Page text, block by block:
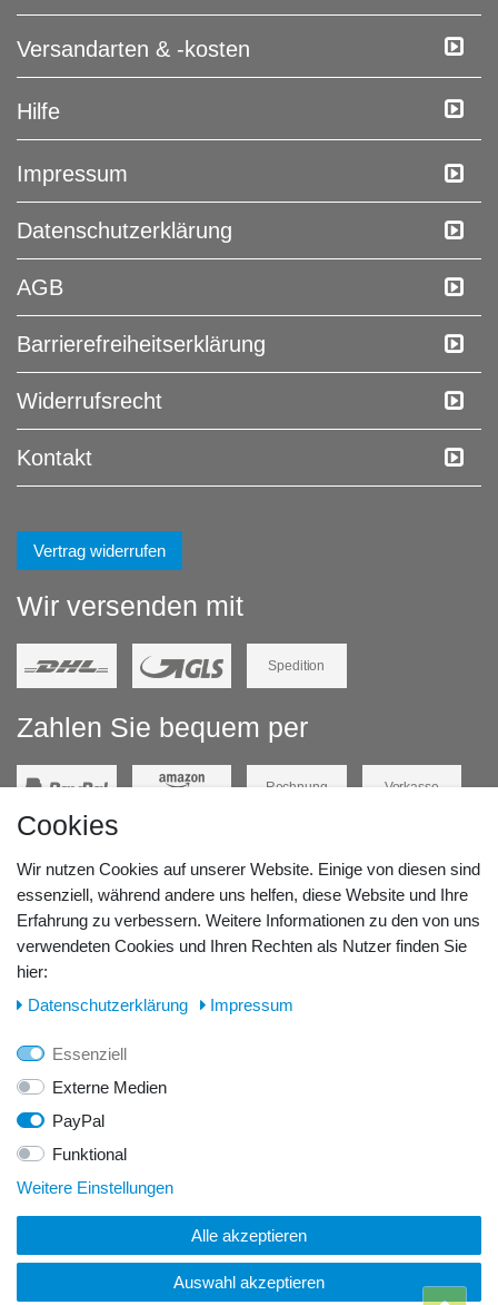
Versandarten & -kosten
Hilfe
Impressum
Daten­schutz­erklärung
AGB
Barrierefreiheitserklärung
Widerrufs­recht
Kontakt
Vertrag widerrufen
Wir versenden mit
Spedition
Zahlen Sie bequem per
Rechnung Vorkasse
Unsere Lageradresse:
GeBOOTE24 - Martin Rolle & Iris Kleiner GbR
Tel.: 0176 42 28 58 17
E-Mail:
info@geboote24.de
© Copyright 2026 GeBOOTE24 - Martin Rolle & Iris Kleiner
GbR. Alle Rechte vorbehalten.
Cookies
Wir nutzen Cookies auf unserer Website. Einige von diesen sind
essenziell, während andere uns helfen, diese Website und Ihre
Erfahrung zu verbessern. Weitere Informationen zu den von uns
verwendeten Cookies und Ihren Rechten als Nutzer finden Sie
hier:
Daten­schutz­erklärung
Impressum
Essenziell
Externe Medien
PayPal
Funktional
Weitere Einstellungen
Alle akzeptieren
Auswahl akzeptieren